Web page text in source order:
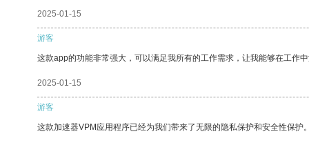
2025-01-15
游客
这款app的功能非常强大，可以满足我所有的工作需求，让我能够在工作
2025-01-15
游客
这款加速器VPM应用程序已经为我们带来了无限的隐私保护和安全性保护